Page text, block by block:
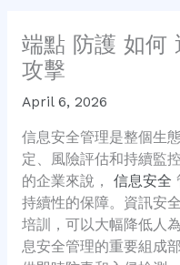
端點 防護 如何
攻擊
April 6, 2026
信息安全管理是整個生
定、風險評估和持續監
的企業來說， 信息安全
持續性的保障。資訊安
培訓，可以大幅降低人
息安全管理的重要組成